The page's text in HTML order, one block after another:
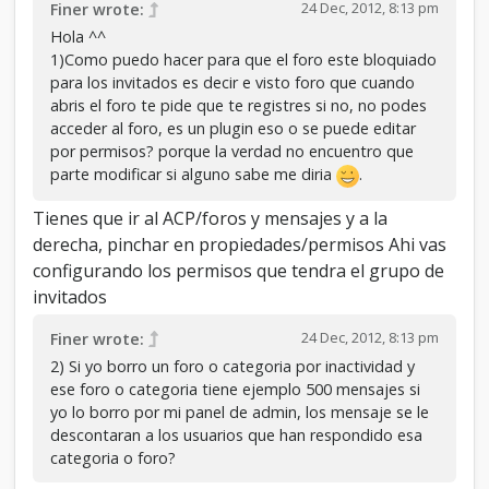
24 Dec, 2012, 8:13 pm
Finer wrote:
Hola ^^
1)Como puedo hacer para que el foro este bloquiado
para los invitados es decir e visto foro que cuando
abris el foro te pide que te registres si no, no podes
acceder al foro, es un plugin eso o se puede editar
por permisos? porque la verdad no encuentro que
parte modificar si alguno sabe me diria
.
Tienes que ir al ACP/foros y mensajes y a la
derecha, pinchar en propiedades/permisos Ahi vas
configurando los permisos que tendra el grupo de
invitados
24 Dec, 2012, 8:13 pm
Finer wrote:
2) Si yo borro un foro o categoria por inactividad y
ese foro o categoria tiene ejemplo 500 mensajes si
yo lo borro por mi panel de admin, los mensaje se le
descontaran a los usuarios que han respondido esa
categoria o foro?